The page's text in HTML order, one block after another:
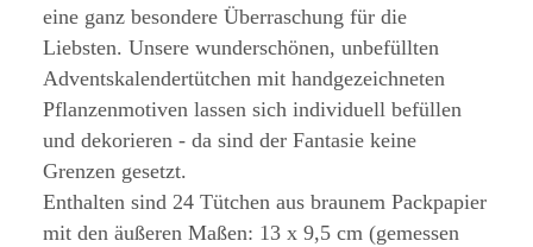
eine ganz besondere Überraschung für die
Liebsten. Unsere wunderschönen, unbefüllten
Adventskalendertütchen mit handgezeichneten
Pflanzenmotiven lassen sich individuell befüllen
und dekorieren - da sind der Fantasie keine
Grenzen gesetzt.
Enthalten sind 24 Tütchen aus braunem Packpapier
mit den äußeren Maßen: 13 x 9,5 cm (gemessen